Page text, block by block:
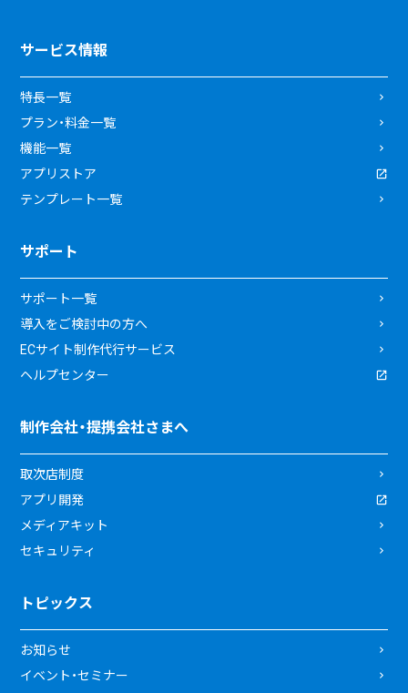
サービス情報
特長一覧
プラン・料金一覧
機能一覧
アプリストア
テンプレート一覧
サポート
サポート一覧
導入をご検討中の方へ
ECサイト制作代行サービス
ヘルプセンター
制作会社・提携会社さまへ
取次店制度
アプリ開発
メディアキット
セキュリティ
トピックス
お知らせ
イベント・セミナー